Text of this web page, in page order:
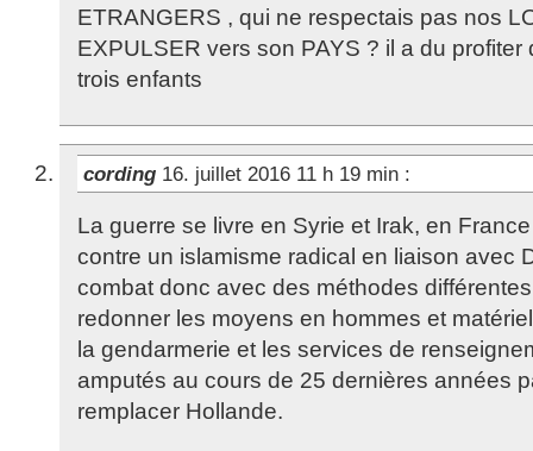
ETRANGERS , qui ne respectais pas nos
EXPULSER vers son PAYS ? il a du profiter
trois enfants
cording 16. juillet 2016 11 h 19 min :
La guerre se livre en Syrie et Irak, en France
contre un islamisme radical en liaison avec
combat donc avec des méthodes
redonner les moyens en hommes et
la gendarmerie et les services de
amputés au cours de 25 dernières années
remplacer Hollande.